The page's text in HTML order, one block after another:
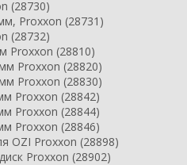
(28730)
Proxxon (28731)
(28732)
Proxxon (28810)
Proxxon (28820)
Proxxon (28830)
Proxxon (28842)
Proxxon (28844)
Proxxon (28846)
OZI Proxxon (28898)
Proxxon (28902)